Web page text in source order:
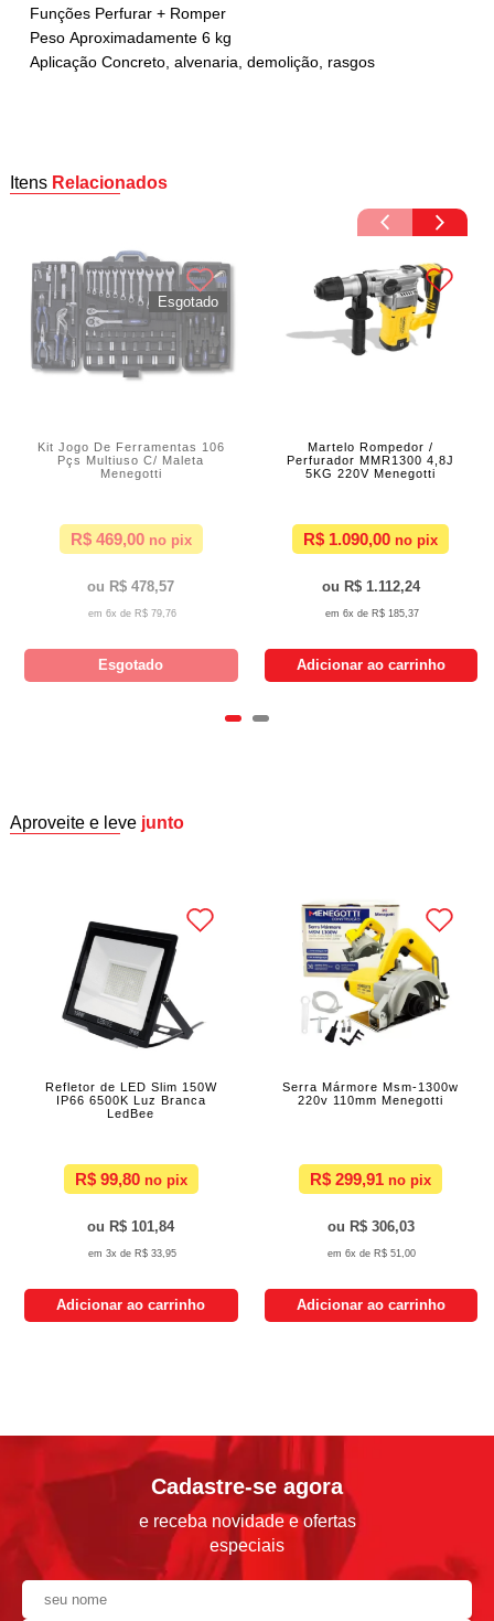
Funções Perfurar + Romper
Peso Aproximadamente 6 kg
Aplicação Concreto, alvenaria, demolição, rasgos
Itens Relacionados
Kit Jogo De Ferramentas 106
Pçs Multiuso C/ Maleta
Menegotti
R$ 469,00
R$ 478,57
6x de R$ 79,76
Esgotado
Martelo Rompedor /
Perfurador MMR1300 4,8J
5KG 220V Menegotti
R$ 1.090,00
R$ 1.112,24
6x de R$ 185,37
Adicionar ao carrinho
Aproveite e leve junto
Refletor de LED Slim 150W
IP66 6500K Luz Branca
LedBee
R$ 99,80
R$ 101,84
3x de R$ 33,95
Adicionar ao carrinho
Serra Mármore Msm-1300w
220v 110mm Menegotti
R$ 299,91
R$ 306,03
6x de R$ 51,00
Adicionar ao carrinho
Cadastre-se agora
e receba novidade e ofertas
especiais